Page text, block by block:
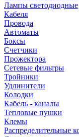
Лампы светодиодные
Кабеля
Провода
Автоматы
Боксы
Счетчики
Прожектора
Сетевые фильтры
Тройники
Удлинители
Колодки
Кабель - каналы
Тепловые пушки
Клемы
Распределительные